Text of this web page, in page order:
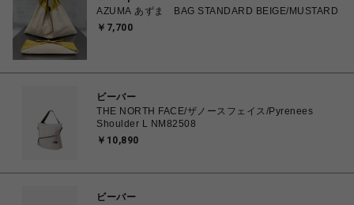
AZUMA あずま BAG STANDARD BEIGE/MUSTARD
￥7,700
ビーバー
THE NORTH FACE/ザノースフェイス/Pyrenees
Shoulder L NM82508
￥10,890
ビーバー